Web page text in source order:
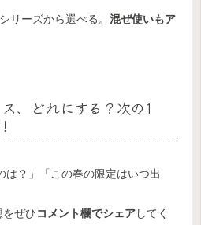
リーズから選べる。 混ぜ使いもア
、どれにする？次の1
は？」「この春の限定はいつ出
をぜひコメント欄でシェアしてく